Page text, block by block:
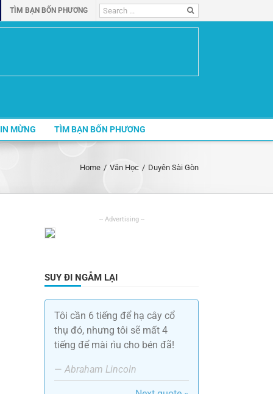
TÌM BẠN BỐN PHƯƠNG
Search
for:
MỪNG TÌM BẠN BỐN PHƯƠNG
Home / Văn Học / Duyên Sài Gòn
SUY ĐI NGẪM LẠI
Tôi cần 6 tiếng để hạ cây cổ
thụ đó, nhưng tôi sẽ mất 4
tiếng để mài rìu cho bén đã!
—Abraham Lincoln